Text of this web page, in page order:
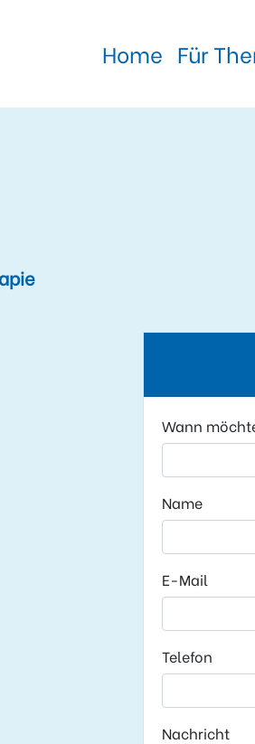
Home Für
Wann
Name
E-Mail
Telefon
Nachricht